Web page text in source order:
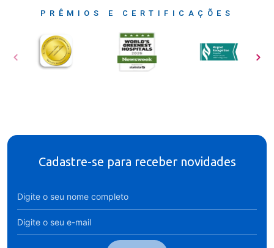
PRÊMIOS E CERTIFICAÇÕES
Cadastre-se para receber novidades